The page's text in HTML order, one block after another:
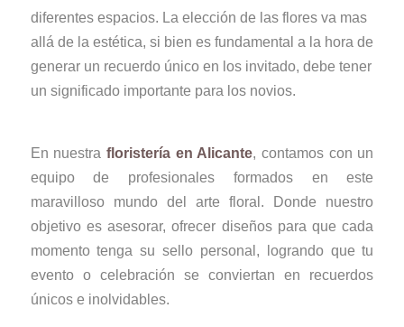
diferentes espacios. La elección de las flores va mas
allá de la estética, si bien es fundamental a la hora de
generar un recuerdo único en los invitado, debe tener
un significado importante para los novios.
En nuestra floristería en Alicante, contamos con un
equipo de profesionales formados en este
maravilloso mundo del arte floral. Donde nuestro
objetivo es asesorar, ofrecer diseños para que cada
momento tenga su sello personal, logrando que tu
evento o celebración se conviertan en recuerdos
únicos e inolvidables.